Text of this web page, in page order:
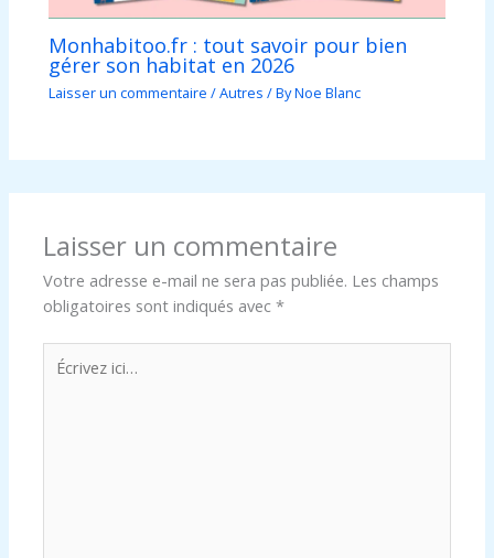
Monhabitoo.fr : tout savoir pour bien
gérer son habitat en 2026
Laisser un commentaire /Autres / ByNoe Blanc
Laisser un commentaire
Votre adresse e-mail ne sera pas publiée. Les champs
obligatoires sont indiqués avec*
Écrivez
ici…